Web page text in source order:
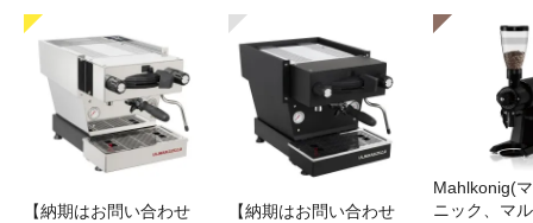
【納期はお問い合わせ
【納期はお問い合わせ
Mahlkonig(
ニック、マ